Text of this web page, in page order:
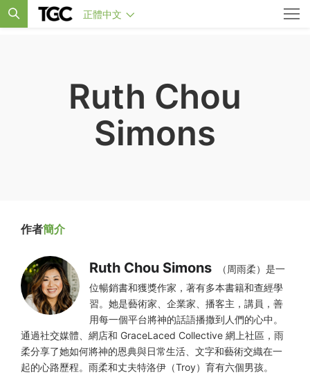
正體中文
Ruth Chou
Simons
作者簡介
Ruth Chou Simons
（周雨柔）是一
位暢銷書和獲獎作家，著有多本書籍和查經學
習。她是藝術家、企業家、播客主，講員，善
用每一個平台將神的話語播撒到人們的心中。
通過社交媒體、網店和 GraceLaced Collective 網上社區，雨
柔分享了她如何將神的恩典與日常生活、文字和藝術交織在一
起的心路歷程。雨柔和丈夫特洛伊（Troy）育有六個男孩。